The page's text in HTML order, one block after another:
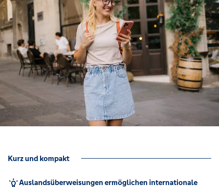
Kurz und kompakt
Auslandsüberweisungen ermöglichen internationale